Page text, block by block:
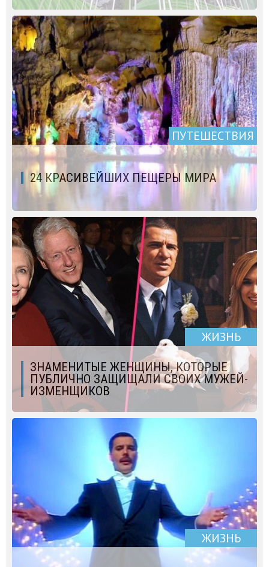
ПУТЕШЕСТВИЯ
24 КРАСИВЕЙШИХ ПЕЩЕРЫ МИРА
ЖИЗНЬ
ЗНАМЕНИТЫЕ ЖЕНЩИНЫ, КОТОРЫЕ
ПУБЛИЧНО ЗАЩИЩАЛИ СВОИХ МУЖЕЙ-
ИЗМЕНЩИКОВ
ЖИЗНЬ